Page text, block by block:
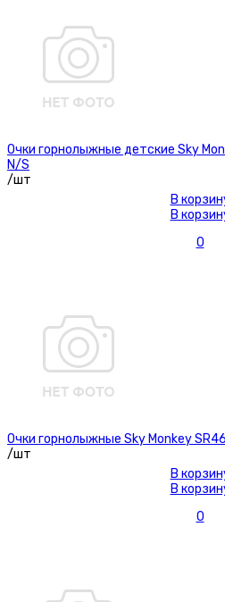
Очки горнолыжные детские Sky
N/S
/шт
В
В
0
Очки горнолыжные Sky Monkey
/шт
В
В
0